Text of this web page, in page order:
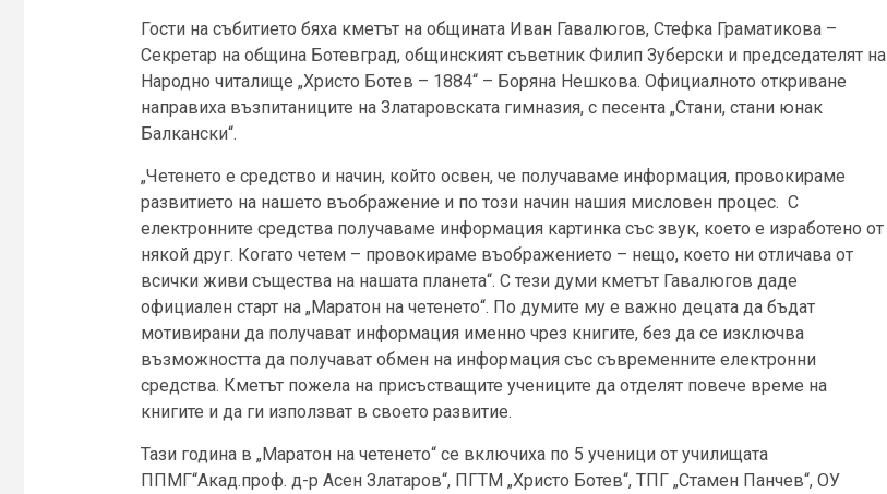
Гости на събитието бяха кметът на общината Иван Гавалюгов, Стефка Граматикова –
Секретар на община Ботевград, общинският съветник Филип Зуберски и председателят на
Народно читалище „Христо Ботев – 1884“ – Боряна Нешкова. Официалното откриване
направиха възпитаниците на Златаровската гимназия, с песента „Стани, стани юнак
Балкански“.
„Четенето е средство и начин, който освен, че получаваме информация, провокираме
развитието на нашето въображение и по този начин нашия мисловен процес. С
електронните средства получаваме информация картинка със звук, което е изработено от
някой друг. Когато четем – провокираме въображението – нещо, което ни отличава от
всички живи същества на нашата планета“. С тези думи кметът Гавалюгов даде
официален старт на „Маратон на четенето“. По думите му е важно децата да бъдат
мотивирани да получават информация именно чрез книгите, без да се изключва
възможността да получават обмен на информация със съвременните електронни
средства. Кметът пожела на присъстващите учениците да отделят повече време на
книгите и да ги използват в своето развитие.
Тази година в „Маратон на четенето“ се включиха по 5 ученици от училищата
ППМГ“Акад.проф. д-р Асен Златаров“, ПГТМ „Христо Ботев“, ТПГ „Стамен Панчев“, ОУ